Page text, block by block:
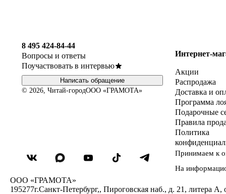
8 495 424-84-44
Вопросы и ответы
Поучаствовать в интервью
Написать обращение
© 2026, Читай-городООО «ГРАМОТА»
Интернет-
Акции
Распродажа
Доставка и
Программа
Подарочные
Правила
Политика
Принимаем к
На
ООО «ГРАМОТА»
195277г.Санкт-Петербург,, Пироговская наб., д. 21, литера